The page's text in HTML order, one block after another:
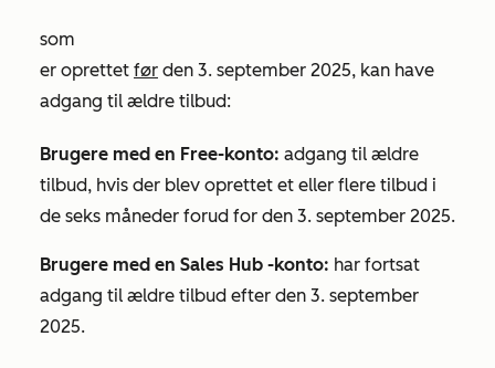
som
er oprettet før den 3. september 2025, kan have
adgang til ældre tilbud:
Brugere med en Free-konto: adgang til ældre
tilbud, hvis der blev oprettet et eller flere tilbud i
de seks måneder forud for den 3. september 2025.
Brugere med en Sales Hub -konto: har fortsat
adgang til ældre tilbud efter den 3. september
2025.